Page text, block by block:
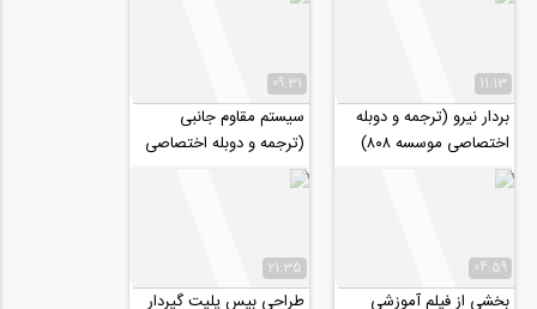
11:13
بردار نیرو (ترجمه و دوبله
اختصاصی موسسه ۸۰۸)
09:31
سیستم مقاوم جانبی
(ترجمه و دوبله اختصاصی
موسسه ۸۰۸)
04:59
بخشی از فیلم آموزشی
21:35
طراحی بیس پلیت گیردار